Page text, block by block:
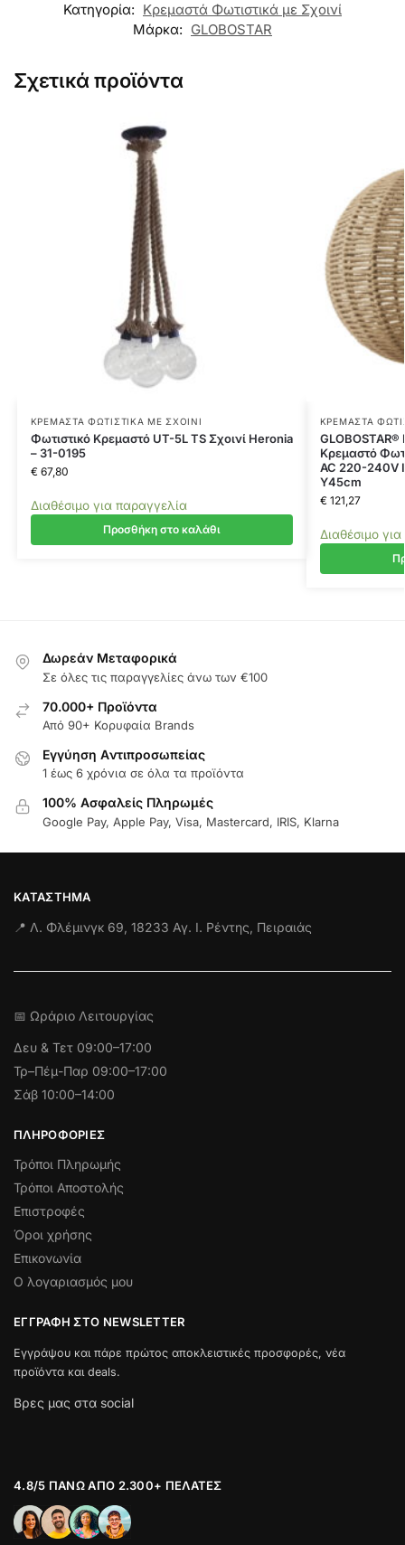
Κατηγορία: Κρεμαστά Φωτιστικά με Σχοινί
Μάρκα: GLOBOSTAR
Σχετικά προϊόντα
ΚΡΕΜΑΣΤΆ ΦΩΤΙΣΤΙΚΆ ΜΕ ΣΧΟΙΝΊ
Φωτιστικό Κρεμαστό UT-5L TS Σχοινί Heronia
– 31-0195
€67,80
Διαθέσιμο για παραγγελία
Προσθήκη στο καλάθι
ΚΡΕΜΑΣΤΆ
Κρεμαστό
AC 220-240V
Υ45cm
€121,27
Διαθέσιμο
Δωρεάν Μεταφορικά
Σε όλες τις παραγγελίες άνω των €100
70.000+ Προϊόντα
Από 90+ Κορυφαία Brands
Εγγύηση Aντιπροσωπείας
1 έως 6 χρόνια σε όλα τα προϊόντα
100% Ασφαλείς Πληρωμές
Google Pay, Apple Pay, Visa, Mastercard, IRIS, Klarna
ΚΑΤΆΣΤΗΜΑ
📍 Λ. Φλέμινγκ 69, 18233 Αγ. Ι. Ρέντης, Πειραιάς
📅 Ωράριο Λειτουργίας
Δευ & Τετ 09:00–17:00
Τρ–Πέμ-Παρ 09:00–17:00
Σάβ 10:00–14:00
ΠΛΗΡΟΦΟΡΊΕΣ
Τρόποι Πληρωμής
Τρόποι Αποστολής
Επιστροφές
Όροι χρήσης
Επικονωνία
Ο λογαριασμός μου
ΕΓΓΡΑΦΉ ΣΤΟ NEWSLETTER
Εγγράψου και πάρε πρώτος αποκλειστικές προσφορές, νέα
προϊόντα και deals.
Βρες μας στα social
4.8/5 ΠΆΝΩ ΑΠΌ 2.300+ ΠΕΛΆΤΕΣ